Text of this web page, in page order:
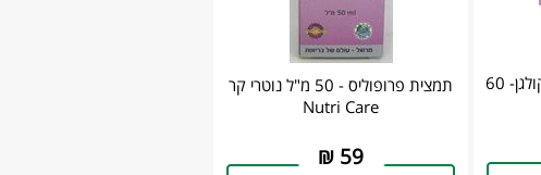
H.N.S קומפלקס בתוספת קולגן- 60
תמצית פרופוליס - 50 מ"ל נוטרי קר
Nutri Care
59
₪